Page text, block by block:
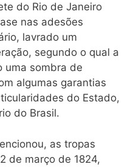
do Rio de Janeiro
nas adesões
lavrado um
segundo o qual a
uma sombra de
algumas garantias
do Estado,
do Brasil.
as tropas
de março de 1824,